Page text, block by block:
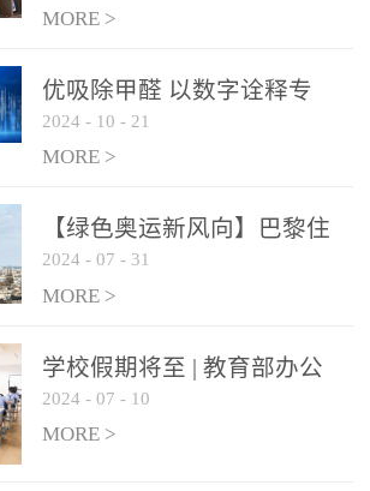
MORE >
优吸除甲醛 以数字诠释专
业，尽显除醛品牌实力！
2024 - 10 - 21
MORE >
【绿色奥运新风向】巴黎住
宿风波：优吸环保共建健康
绿色家居
2024 - 07 - 31
MORE >
学校假期将至 | 教育部办公
厅关于加强学校新建校舍室
内空气质量管理通知
2024 - 07 - 10
MORE >